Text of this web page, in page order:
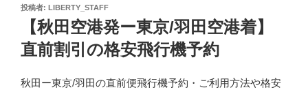
投
投稿者: LIBERTY_STAFF
【秋田空港発ー東京/羽田空港着】
直前割引の格安飛行機予約
秋田ー東京/羽田の直前便飛行機予約・ご利用方法や格安